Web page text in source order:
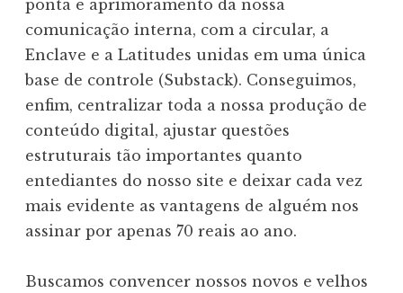
ponta e aprimoramento da nossa
comunicação interna, com a circular, a
Enclave e a Latitudes unidas em uma única
base de controle (Substack). Conseguimos,
enfim, centralizar toda a nossa produção de
conteúdo digital, ajustar questões
estruturais tão importantes quanto
entediantes do nosso site e deixar cada vez
mais evidente as vantagens de alguém nos
assinar por apenas 70 reais ao ano.
Buscamos convencer nossos novos e velhos